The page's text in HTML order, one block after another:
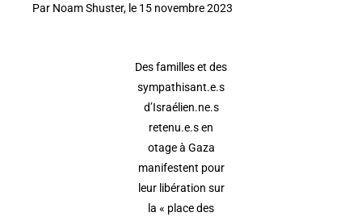
Par Noam Shuster, le 15 novembre 2023
Des familles et des
sympathisant.e.s
d’Israélien.ne.s
retenu.e.s en
otage à Gaza
manifestent pour
leur libération sur
la « place des